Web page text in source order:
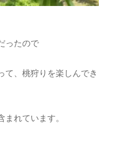
ったので
て、桃狩りを楽しんでき
れています。